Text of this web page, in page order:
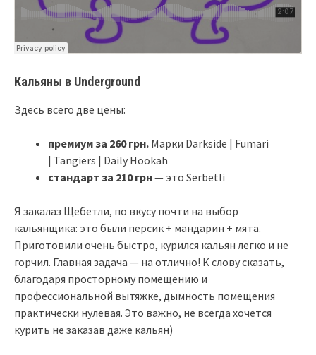
Кальяны в Underground
Здесь всего две цены:
премиум за 260 грн. Марки Darkside | Fumari
| Tangiers | Daily Hookah
стандарт за 210 грн— это Serbetli
Я закалаз Щебетли, по вкусу почти на выбор
кальянщика: это были персик + мандарин + мята.
Приготовили очень быстро, курился кальян легко и не
горчил. Главная задача — на отлично! К слову сказать,
благодаря просторному помещению и
профессиональной вытяжке, дымность помещения
практически нулевая. Это важно, не всегда хочется
курить не заказав даже кальян)